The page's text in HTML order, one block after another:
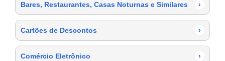
Bares, Restaurantes, Casas Noturnas e Similares ›
Cartões de Descontos ›
Comércio Eletrônico ›